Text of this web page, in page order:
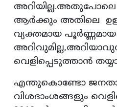
ആർക്കും അതിലെ
വ്യക്തമായ പൂർണ്ണമായ
വെളിപ്പെടുത്താൻ
എന്തുകൊണ്ടോ ജനതാ
വിശദാംശങ്ങളും